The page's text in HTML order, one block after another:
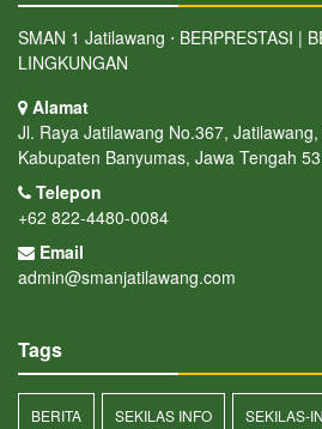
SMAN 1 Jatilawang ⋅ BERPRESTASI |
LINGKUNGAN
Alamat
Jl. Raya Jatilawang No.367,
Kabupaten Banyumas, Jawa Tengah
Telepon
+62 822-4480-0084
Email
admin@smanjatilawang.com
Tags
BERITA SEKILAS INFO SEKILAS-